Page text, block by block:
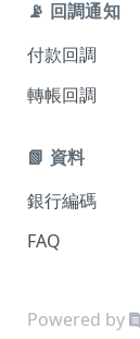
查詢轉帳訂單
📡 回調通知
付款回調
轉帳回調
📗 資料
銀行編碼
FAQ
Powered by